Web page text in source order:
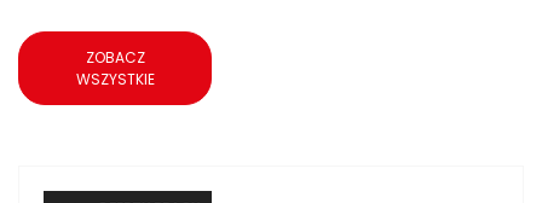
ZOBACZ
WSZYSTKIE